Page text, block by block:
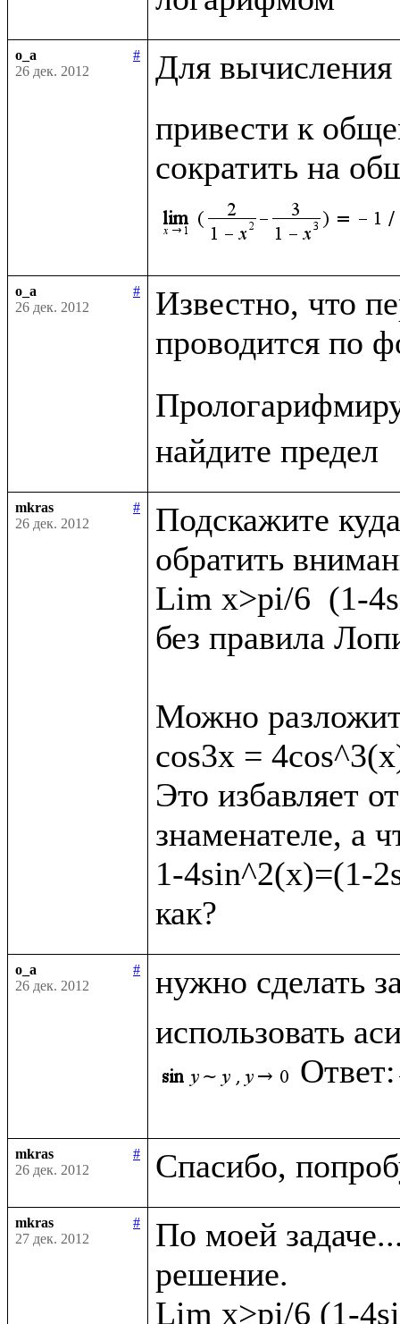
o_a
#
26 дек. 2012
Для
привести к
сократить на
o_a
#
26 дек. 2012
Известно, что
проводится по
mkras
#
26 дек. 2012
Подскажите
обратить
Lim x>pi/6  (1-
без правила
Можно
cos3x =
Это избавляет
знаменателе, а
1-4sin^2(x)=(1-
o_a
#
26 дек. 2012
нужно сделать
использовать
Ответ:
mkras
#
26 дек. 2012
mkras
#
27 дек. 2012
По моей
решение.
Lim x>pi/6 (1-